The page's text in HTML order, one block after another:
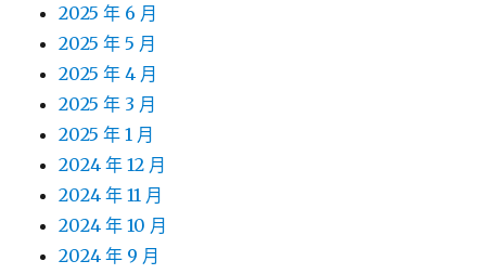
2025 年 6 月
2025 年 5 月
2025 年 4 月
2025 年 3 月
2025 年 1 月
2024 年 12 月
2024 年 11 月
2024 年 10 月
2024 年 9 月